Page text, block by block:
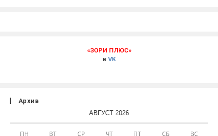
«ЗОРИ ПЛЮС»
в VK
Архив
АВГУСТ 2026
ПН ВТ СР ЧТ ПТ СБ ВС